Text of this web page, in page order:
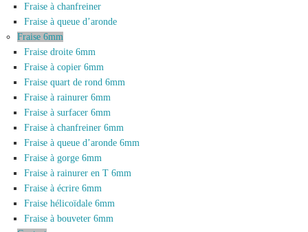
Fraise à chanfreiner
Fraise à queue d’aronde
Fraise 6mm
Fraise droite 6mm
Fraise à copier 6mm
Fraise quart de rond 6mm
Fraise à rainurer 6mm
Fraise à surfacer 6mm
Fraise à chanfreiner 6mm
Fraise à queue d’aronde 6mm
Fraise à gorge 6mm
Fraise à rainurer en T 6mm
Fraise à écrire 6mm
Fraise hélicoïdale 6mm
Fraise à bouveter 6mm